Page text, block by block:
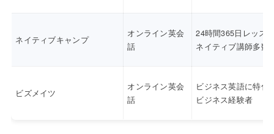
ネイティブキャンプ
オンライン英会
話
24時間365日レッス
ネイティブ講師多数
ビズメイツ
オンライン英会
話
ビジネス英語に特化
ビジネス経験者